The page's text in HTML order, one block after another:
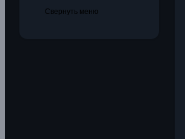
Свернуть меню